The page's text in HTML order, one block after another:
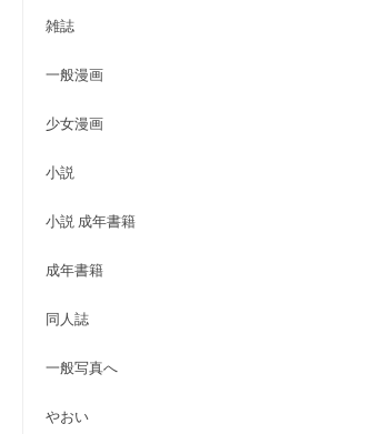
雑誌
一般漫画
少女漫画
小説
小説 成年書籍
成年書籍
同人誌
一般写真へ
やおい